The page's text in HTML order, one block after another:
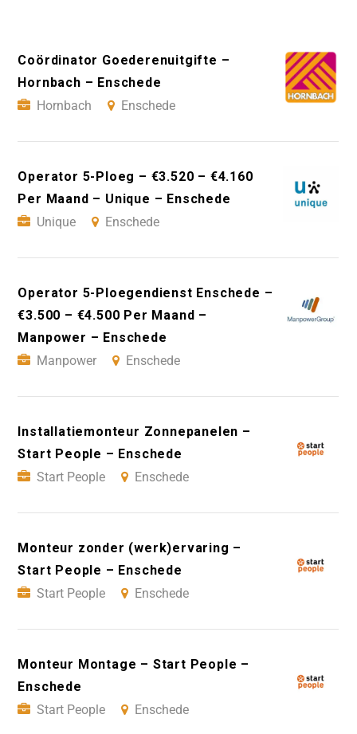
Coördinator Goederenuitgifte –
Hornbach – Enschede
Hornbach
Enschede
Operator 5-Ploeg – €3.520 – €4.160
Per Maand – Unique – Enschede
Unique
Enschede
Operator 5-Ploegendienst Enschede –
€3.500 – €4.500 Per Maand –
Manpower – Enschede
Manpower
Enschede
Installatiemonteur Zonnepanelen –
Start People – Enschede
Start People
Enschede
Monteur zonder (werk)ervaring –
Start People – Enschede
Start People
Enschede
Monteur Montage – Start People –
Enschede
Start People
Enschede